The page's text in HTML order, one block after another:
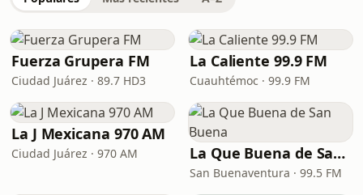
Fuerza Grupera FM
Ciudad Juárez · 89.7 HD3
La Caliente 99.9 FM
Cuauhtémoc · 99.9 FM
La J Mexicana 970 AM
Ciudad Juárez · 970 AM La Que Buena de San Buena
San Buenaventura · 99.5 FM